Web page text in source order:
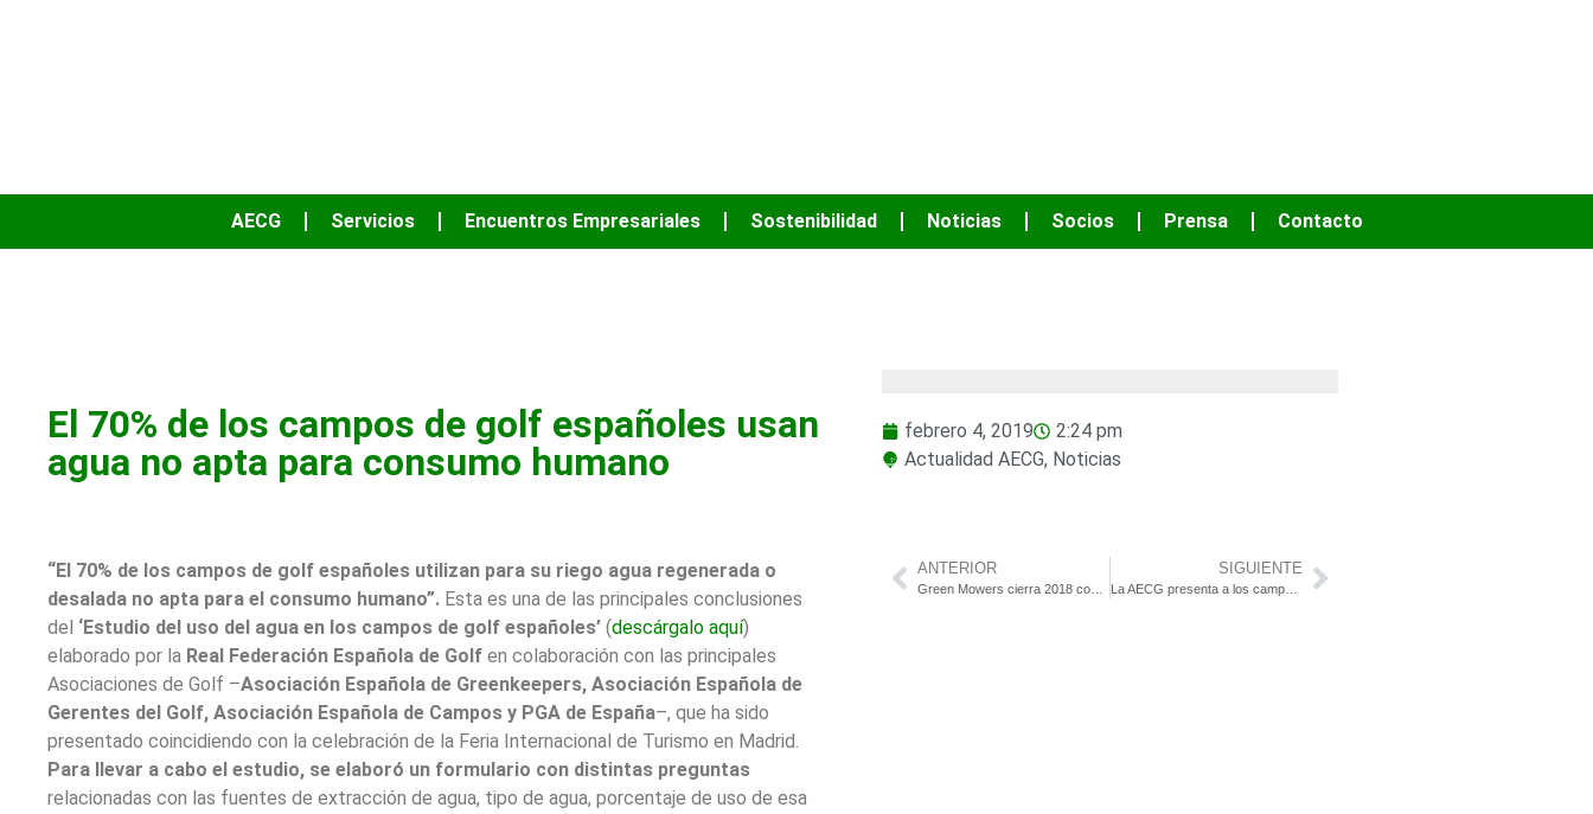
AECG Servicios Encuentros Empresariales Sostenibilidad Noticias Socios Prensa Contacto
El 70% de los campos de golf españoles usan
agua no apta para consumo humano
“El 70% de los campos de golf españoles utilizan para su riego agua regenerada o
desalada no apta para el consumo humano”. Esta es una de las principales conclusiones
del ‘Estudio del uso del agua en los campos de golf españoles’ (descárgalo aquí)
elaborado por la Real Federación Española de Golf en colaboración con las principales
Asociaciones de Golf –Asociación Española de Greenkeepers, Asociación Española de
Gerentes del Golf, Asociación Española de Campos y PGA de España–, que ha sido
presentado coincidiendo con la celebración de la Feria Internacional de Turismo en Madrid.
Para llevar a cabo el estudio, se elaboró un formulario con distintas preguntas
relacionadas con las fuentes de extracción de agua, tipo de agua, porcentaje de uso de esa
febrero 4, 2019
2:24 pm
Actualidad AECG, Noticias
ANTERIOR SIGUIENTE